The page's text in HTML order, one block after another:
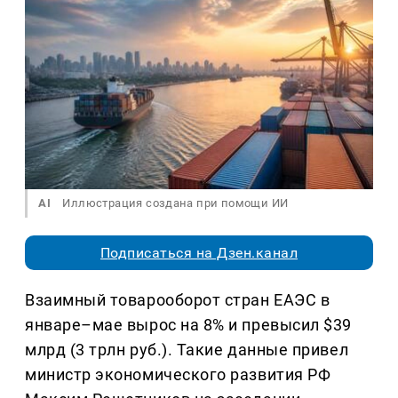
AI Иллюстрация создана при помощи ИИ
Подписаться на Дзен.канал
Взаимный товарооборот стран ЕАЭС в
январе–мае вырос на 8% и превысил $39
млрд (3 трлн руб.). Такие данные привел
министр экономического развития РФ